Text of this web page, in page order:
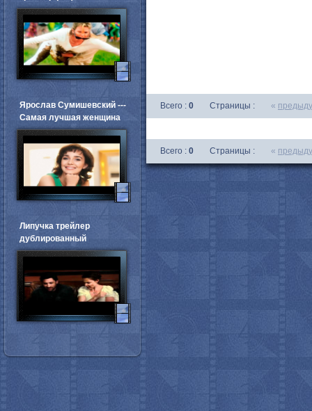
Всего : 0 Страницы : «
Всего : 0 Страницы : «
Ярослав Сумишевский ---
Самая лучшая женщина
Липучка трейлер
дублированный